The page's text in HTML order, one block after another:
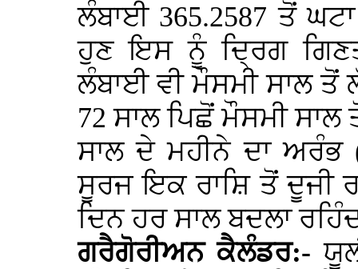
ਲੰਬਾਈ 365.2587 ਤੋਂ
ਹੁਣ ਇਸ ਨੂੰ ਦ੍ਰਿਗ
ਲੰਬਾਈ ਵੀ ਮੌਸਮੀ ਸਾਲ
72 ਸਾਲ ਪਿਛੋਂ ਮੌਸਮੀ
ਸਾਲ ਦੇ ਮਹੀਨੇ ਦਾ ਅਰੰਭ
ਸੂਰਜ ਇਕ ਰਾਸ਼ਿ ਤੋਂ ਦੂਜੀ
ਦਿਨ ਹਰ ਸਾਲ ਬਦਲਾ
ਗਰੈਗੋਰੀਅਨ ਕੈਲੰਡਰ:-